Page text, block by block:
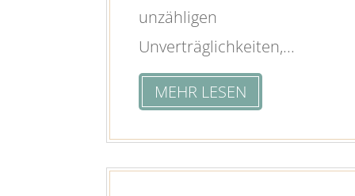
unzähligen
Unverträglichkeiten,...
MEHR LESEN